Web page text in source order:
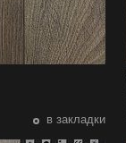
в закладки